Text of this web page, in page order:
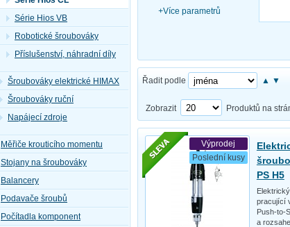
+Více parametrů
Řadit podle ▲ ▼
Zobrazit
Produktů na
Výprodej
Poslední kusy
PS H5
pracující
Push-to-
a
Série Hios VB
Robotické šroubováky
Příslušenství, náhradní díly
Šroubováky elektrické HIMAX
Šroubováky ruční
Napájecí zdroje
Měřiče krouticího momentu
Stojany na šroubováky
Balancery
Podavače šroubů
Počítadla komponent